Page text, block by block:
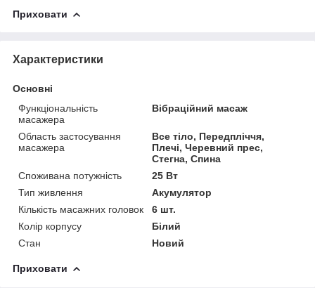
Приховати
Характеристики
Основні
Функціональність
масажера
Вібраційний масаж
Область застосування
масажера
Все тіло, Передпліччя,
Плечі, Черевний прес,
Стегна, Спина
Споживана потужність
25 Вт
Тип живлення
Акумулятор
Кількість масажних головок
6 шт.
Колір корпусу
Білий
Стан
Новий
Приховати